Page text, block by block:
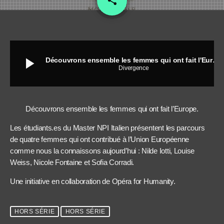
play_arrow Découvrons ensemble les femmes qui ont fait l'Europe
Divergence
Découvrons ensemble les femmes qui ont fait l’Europe.
Les étudiants.es du Master NPI Italien présentent les parcours
de quatre femmes qui ont contribué à l’Union Européenne
comme nous la connaissons aujourd’hui : Nilde Iotti, Louise
Weiss, Nicole Fontaine et Sofia Corradi.
Une initiative en collaboration de Opéra for Humanity.
HORS SÉRIE HORS SÉRIE